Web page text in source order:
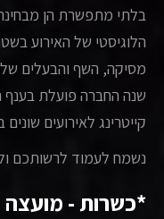
בלתי מתפשרת הן
הלוגיסטי של האירוע
שנה החברה פועלת בענף
קייטרינג לאירועים
נשמח לעמוד לרשותכם
*כשרות - מועצה